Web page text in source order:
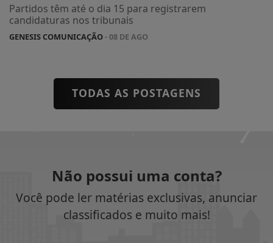
Partidos têm até o dia 15 para registrarem
candidaturas nos tribunais
GENESIS COMUNICAÇÃO- 08 DE AGO
TODAS AS POSTAGENS
Não possui uma conta?
Você pode ler matérias exclusivas, anunciar
classificados e muito mais!